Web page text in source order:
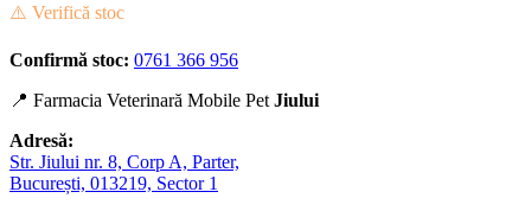
⚠️ Verifică stoc
Confirmă stoc: 0761 366 956
📍 Farmacia Veterinară Mobile Pet Jiului
Adresă:
Str. Jiului nr. 8, Corp A, Parter,
București, 013219, Sector 1